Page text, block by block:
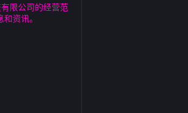
限公司的经营范
资讯。